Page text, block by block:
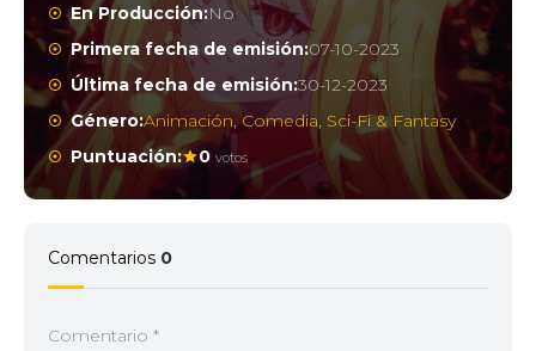
En Producción:No
Primera fecha de emisión:07-10-2023
Última fecha de emisión:30-12-2023
Género:Animación,Comedia, Sci-Fi & Fantasy
Puntuación:
0 votos
Comentarios 0
Comentario *